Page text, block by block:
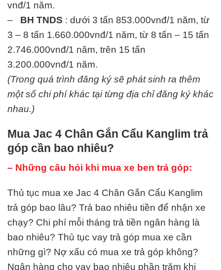
vnđ/1 năm.
– BH TNDS : dưới 3 tấn 853.000vnđ/1 năm, từ
3 – 8 tấn 1.660.000vnđ/1 năm, từ 8 tấn – 15 tấn
2.746.000vnđ/1 năm, trên 15 tấn
3.200.000vnđ/1 năm.
(Trong quá trình đăng ký sẽ phát sinh ra thêm
một số chi phí khác tại từng địa chỉ đăng ký khác
nhau.)
Mua Jac 4 Chân Gắn Cẩu Kanglim trả
góp cần bao nhiêu?
– Những câu hỏi khi mua xe ben trả góp:
Thủ tục mua xe Jac 4 Chân Gắn Cẩu Kanglim
trả góp bao lâu? Trả bao nhiêu tiền để nhận xe
chạy? Chi phí mỗi tháng trả tiền ngân hàng là
bao nhiêu? Thủ tục vay trả góp mua xe cần
những gì? Nợ xấu có mua xe trả góp không?
Ngân hàng cho vay bao nhiêu phần trăm khi